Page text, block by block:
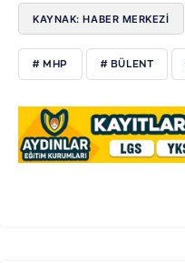
KAYNAK: HABER MERKEZİ
# MHP # BÜLENT